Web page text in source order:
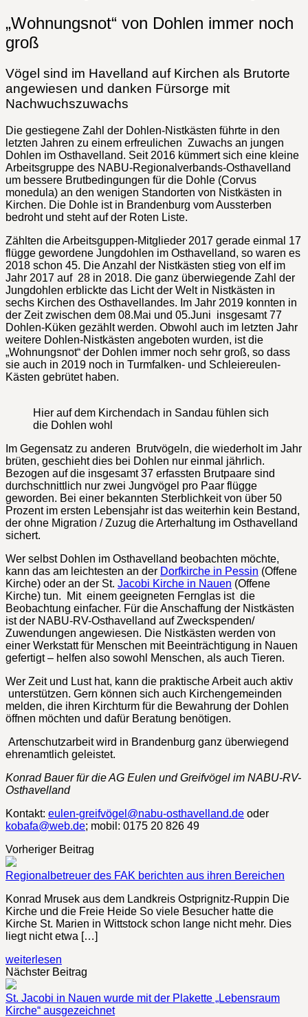
„Wohnungsnot“ von Dohlen immer noch
groß
Vögel sind im Havelland auf Kirchen als Brutorte
angewiesen und danken Fürsorge mit
Nachwuchszuwachs
Die gestiegene Zahl der Dohlen-Nistkästen führte in den
letzten Jahren zu einem erfreulichen Zuwachs an jungen
Dohlen im Osthavelland. Seit 2016 kümmert sich eine kleine
Arbeitsgruppe des NABU-Regionalverbands-Osthavelland
um bessere Brutbedingungen für die Dohle (Corvus
monedula) an den wenigen Standorten von Nistkästen in
Kirchen. Die Dohle ist in Brandenburg vom Aussterben
bedroht und steht auf der Roten Liste.
Zählten die Arbeitsguppen-Mitglieder 2017 gerade einmal 17
flügge gewordene Jungdohlen im Osthavelland, so waren es
2018 schon 45. Die Anzahl der Nistkästen stieg von elf im
Jahr 2017 auf 28 in 2018. Die ganz überwiegende Zahl der
Jungdohlen erblickte das Licht der Welt in Nistkästen in
sechs Kirchen des Osthavellandes. Im Jahr 2019 konnten in
der Zeit zwischen dem 08.Mai und 05.Juni insgesamt 77
Dohlen-Küken gezählt werden. Obwohl auch im letzten Jahr
weitere Dohlen-Nistkästen angeboten wurden, ist die
„Wohnungsnot“ der Dohlen immer noch sehr groß, so dass
sie auch in 2019 noch in Turmfalken- und Schleiereulen-
Kästen gebrütet haben.
Hier auf dem Kirchendach in Sandau fühlen sich
die Dohlen wohl
Im Gegensatz zu anderen Brutvögeln, die wiederholt im Jahr
brüten, geschieht dies bei Dohlen nur einmal jährlich.
Bezogen auf die insgesamt 37 erfassten Brutpaare sind
durchschnittlich nur zwei Jungvögel pro Paar flügge
geworden. Bei einer bekannten Sterblichkeit von über 50
Prozent im ersten Lebensjahr ist das weiterhin kein Bestand,
der ohne Migration / Zuzug die Arterhaltung im Osthavelland
sichert.
Wer selbst Dohlen im Osthavelland beobachten möchte,
kann das am leichtesten an der Dorfkirche in Pessin (Offene
Kirche) oder an der St. Jacobi Kirche in Nauen (Offene
Kirche) tun. Mit einem geeigneten Fernglas ist die
Beobachtung einfacher. Für die Anschaffung der Nistkästen
ist der NABU-RV-Osthavelland auf Zweckspenden/
Zuwendungen angewiesen. Die Nistkästen werden von
einer Werkstatt für Menschen mit Beeinträchtigung in Nauen
gefertigt – helfen also sowohl Menschen, als auch Tieren.
Wer Zeit und Lust hat, kann die praktische Arbeit auch aktiv
unterstützen. Gern können sich auch Kirchengemeinden
melden, die ihren Kirchturm für die Bewahrung der Dohlen
öffnen möchten und dafür Beratung benötigen.
Artenschutzarbeit wird in Brandenburg ganz überwiegend
ehrenamtlich geleistet.
Konrad Bauer für die AG Eulen und Greifvögel im NABU-RV-
Osthavelland
Kontakt: eulen-greifvögel@nabu-osthavelland.de oder
kobafa@web.de; mobil: 0175 20 826 49
Vorheriger Beitrag
Regionalbetreuer des FAK berichten aus ihren Bereichen
Konrad Mrusek aus dem Landkreis Ostprignitz-Ruppin Die
Kirche und die Freie Heide So viele Besucher hatte die
Kirche St. Marien in Wittstock schon lange nicht mehr. Dies
liegt nicht etwa […]
weiterlesen
Nächster Beitrag
St. Jacobi in Nauen wurde mit der Plakette „Lebensraum
Kirche“ ausgezeichnet